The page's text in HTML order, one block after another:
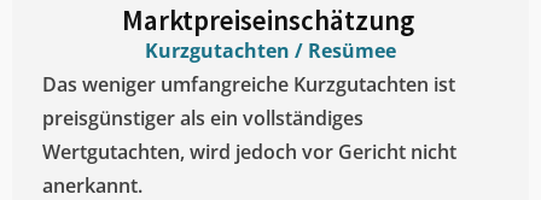
Marktpreiseinschätzung ​
Kurzgutachten / Resümee
Das weniger umfangreiche Kurzgutachten ist
preisgünstiger als ein vollständiges
Wertgutachten, wird jedoch vor Gericht nicht
anerkannt.